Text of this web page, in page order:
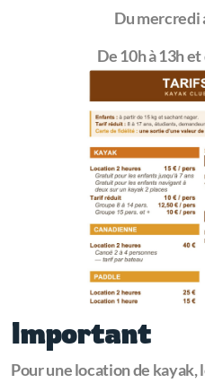
Du mercredi
De 10h à 13h
Important
Pour une location de